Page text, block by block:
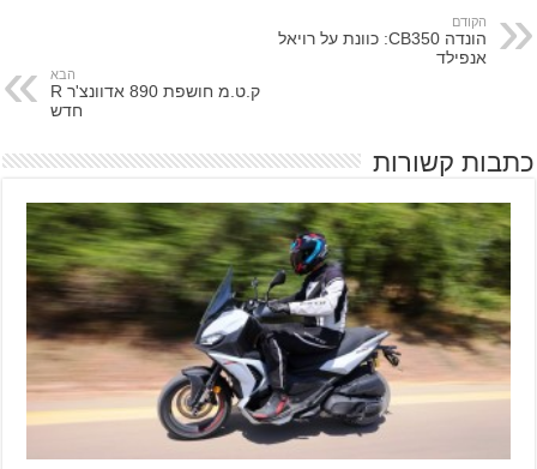
הקודם
הונדה CB350: כוונת על רויאל
אנפילד
הבא
ק.ט.מ חושפת 890 אדוונצ'ר R
חדש
כתבות קשורות